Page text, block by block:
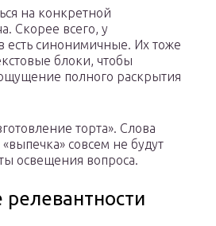
на конкретной
Скорее всего, у
есть синонимичные. Их тоже
блоки, чтобы
полного раскрытия
торта». Слова
совсем не будут
освещения вопроса.